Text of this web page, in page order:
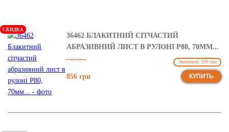
36462 БЛАКИТНИЙ СІТЧАСТИЙ
АБРАЗИВНИЙ ЛИСТ В РУЛОНІ Р80, 70ММ...
1452 грн Экономия: 596 грн
856 грн КУПИТЬ
СКИДКА